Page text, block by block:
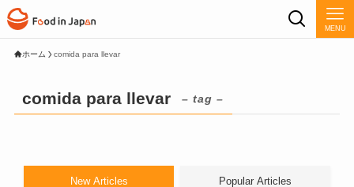
MENU
ホーム comida para llevar
comida para llevar – tag –
New Articles Popular Articles